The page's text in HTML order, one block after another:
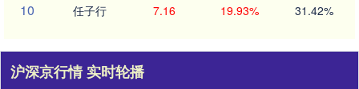
10 任子行 7.16 19.93% 31.42%
沪深京行情 实时轮播